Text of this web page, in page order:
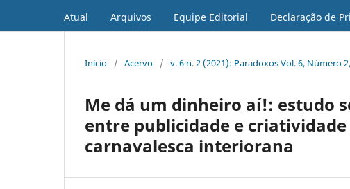
Atual Arquivos Equipe Editorial Declaração de
Início / Acervo / v. 6 n. 2 (2021): Paradoxos Vol. 6, Número
Me dá um dinheiro aí!: estudo
entre publicidade e
carnavalesca interiorana